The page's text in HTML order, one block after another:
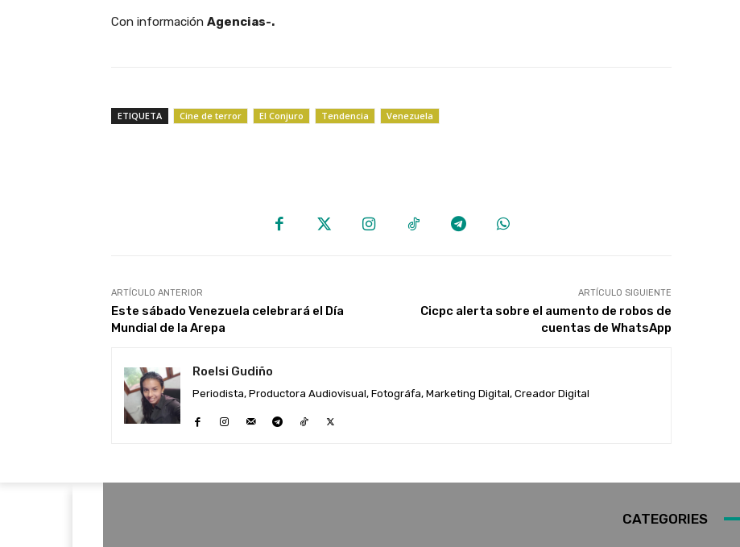
‎Con información Agencias-.
ETIQUETA Cine de terror El Conjuro Tendencia Venezuela
ARTÍCULO ANTERIOR
Este sábado Venezuela celebrará el Día
Mundial de la Arepa
ARTÍCULO SIGUIENTE
Cicpc alerta sobre el aumento de robos de
cuentas de WhatsApp
Roelsi Gudiño
Periodista, Productora Audiovisual, Fotográfa, Marketing Digital, Creador Digital
CATEGORIES